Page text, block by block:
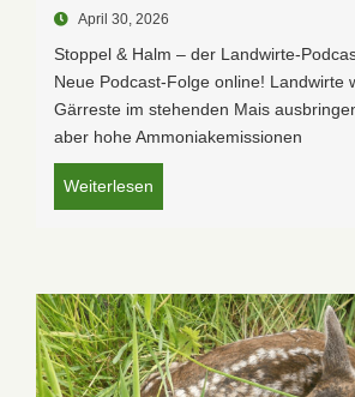
April 30, 2026
Stoppel & Halm – der Landwirte-
Neue Podcast-Folge online! Landwirte
Gärreste im stehenden Mais
aber hohe Ammoniakemissionen
Weiterlesen